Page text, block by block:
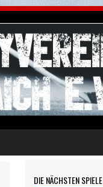
DIE NÄCHSTEN SPIELE